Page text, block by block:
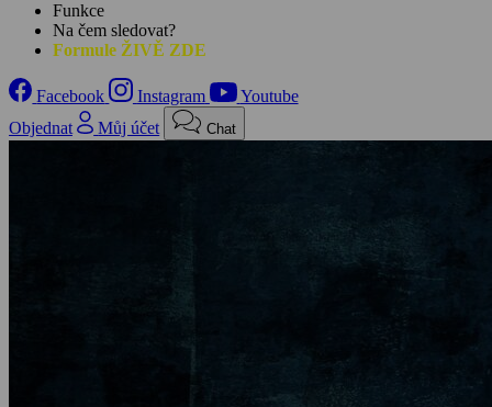
Funkce
Na čem sledovat?
Formule ŽIVĚ ZDE
Facebook Instagram
Youtube
Objednat
Můj účet Chat